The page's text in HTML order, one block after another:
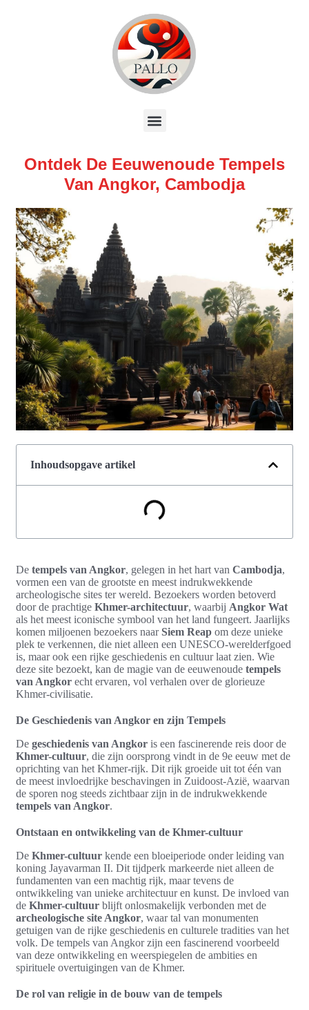
Ontdek De Eeuwenoude Tempels
Van Angkor, Cambodja
Inhoudsopgave artikel
De tempels van Angkor, gelegen in het hart van Cambodja,
vormen een van de grootste en meest indrukwekkende
archeologische sites ter wereld. Bezoekers worden betoverd
door de prachtige Khmer-architectuur, waarbij Angkor Wat
als het meest iconische symbool van het land fungeert. Jaarlijks
komen miljoenen bezoekers naarSiem Reap om deze unieke
plek te verkennen, die niet alleen een UNESCO-werelderfgoed
is, maar ook een rijke geschiedenis en cultuur laat zien. Wie
deze site bezoekt, kan de magie van de eeuwenoude tempels
van Angkor echt ervaren, vol verhalen over de glorieuze
Khmer-civilisatie.
De Geschiedenis van Angkor en zijn Tempels
De geschiedenis van Angkor is een fascinerende reis door de
Khmer-cultuur, die zijn oorsprong vindt in de 9e eeuw met de
oprichting van het Khmer-rijk. Dit rijk groeide uit tot één van
de meest invloedrijke beschavingen in Zuidoost-Azië, waarvan
de sporen nog steeds zichtbaar zijn in de indrukwekkende
tempels van Angkor.
Ontstaan en ontwikkeling van de Khmer-cultuur
De Khmer-cultuur kende een bloeiperiode onder leiding van
koning Jayavarman II. Dit tijdperk markeerde niet alleen de
fundamenten van een machtig rijk, maar tevens de
ontwikkeling van unieke architectuur en kunst. De invloed van
de Khmer-cultuur blijft onlosmakelijk verbonden met de
archeologische site Angkor, waar tal van monumenten
getuigen van de rijke geschiedenis en culturele tradities van het
volk. De tempels van Angkor zijn een fascinerend voorbeeld
van deze ontwikkeling en weerspiegelen de ambities en
spirituele overtuigingen van de Khmer.
De rol van religie in de bouw van de tempels